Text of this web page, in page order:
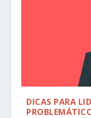
DICAS PARA